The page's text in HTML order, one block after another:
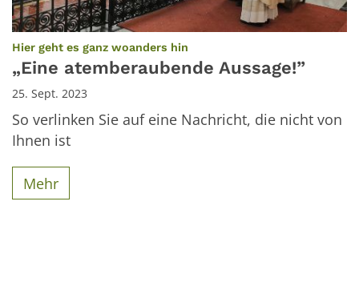
Hier geht es ganz woanders hin
„Eine atemberaubende Aussage!”
25. Sept. 2023
So verlinken Sie auf eine Nachricht, die nicht von
Ihnen ist
Mehr